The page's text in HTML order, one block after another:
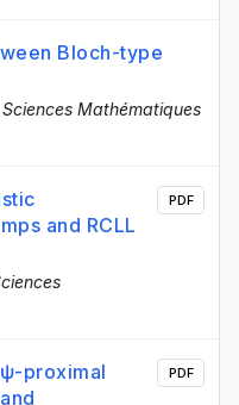
Bloch-type
Mathématiques
and RCLL
PDF
proximal
PDF